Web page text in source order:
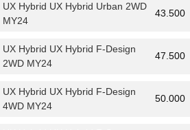
UX Hybrid UX Hybrid Urban 2WD
MY24
43.500
UX Hybrid UX Hybrid F-Design
2WD MY24
47.500
UX Hybrid UX Hybrid F-Design
4WD MY24
50.000